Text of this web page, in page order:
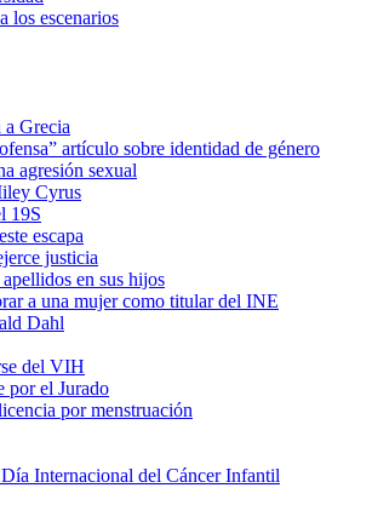
los escenarios
a Grecia
artículo sobre identidad de género
agresión sexual
Cyrus
19S
escapa
justicia
en sus hijos
a una mujer como titular del INE
Dahl
del VIH
por el Jurado
por menstruación
Internacional del Cáncer Infantil